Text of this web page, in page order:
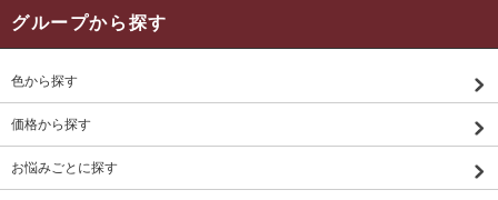
グループから探す
色から探す
価格から探す
お悩みごとに探す